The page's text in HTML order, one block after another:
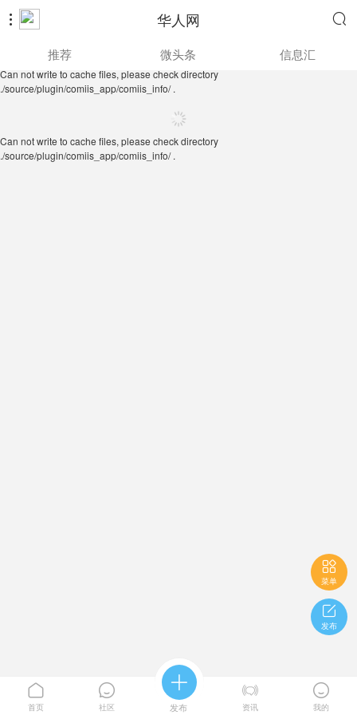
 华人网 
./source/plugin/comiis_app/comiis_info/ .
推荐 微头条 信息汇
Can not write to cache files, please check directory
./source/plugin/comiis_app/comiis_info/ .

菜单

发布

首页

社区

发布

资讯

我的
Can not write to cache files, please check directory
./source/plugin/comiis_app/comiis_info/ .